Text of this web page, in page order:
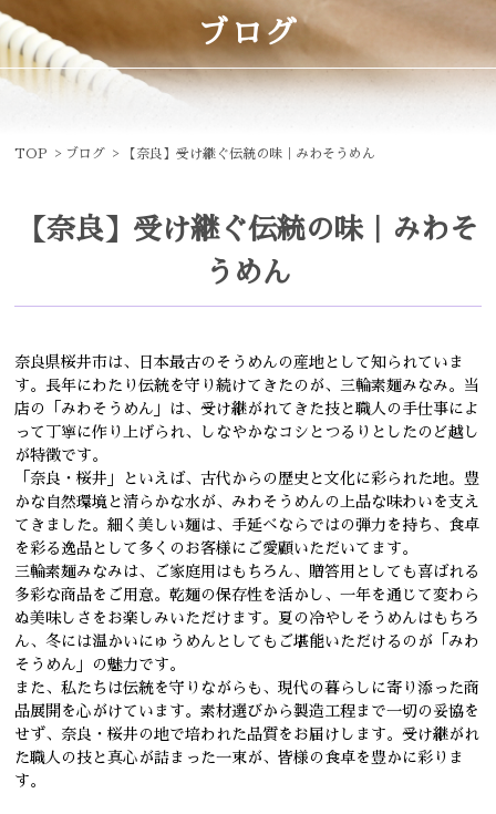
ブログ
TOP ブログ 【奈良】受け継ぐ伝統の味｜みわそうめん
【奈良】受け継ぐ伝統の味｜みわそ
うめん
奈良県桜井市は、日本最古のそうめんの産地として知られていま
す。長年にわたり伝統を守り続けてきたのが、三輪素麺みなみ。当
店の「みわそうめん」は、受け継がれてきた技と職人の手仕事によ
って丁寧に作り上げられ、しなやかなコシとつるりとしたのど越し
が特徴です。
「奈良・桜井」といえば、古代からの歴史と文化に彩られた地。豊
かな自然環境と清らかな水が、みわそうめんの上品な味わいを支え
てきました。細く美しい麺は、手延べならではの弾力を持ち、食卓
を彩る逸品として多くのお客様にご愛顧いただいてます。
三輪素麺みなみは、ご家庭用はもちろん、贈答用としても喜ばれる
多彩な商品をご用意。乾麺の保存性を活かし、一年を通じて変わら
ぬ美味しさをお楽しみいただけます。夏の冷やしそうめんはもちろ
ん、冬には温かいにゅうめんとしてもご堪能いただけるのが「みわ
そうめん」の魅力です。
また、私たちは伝統を守りながらも、現代の暮らしに寄り添った商
品展開を心がけています。素材選びから製造工程まで一切の妥協を
せず、奈良・桜井の地で培われた品質をお届けします。受け継がれ
た職人の技と真心が詰まった一束が、皆様の食卓を豊かに彩りま
す。